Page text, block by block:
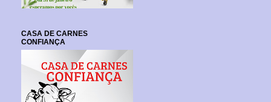
CASA DE CARNES
CONFIANÇA